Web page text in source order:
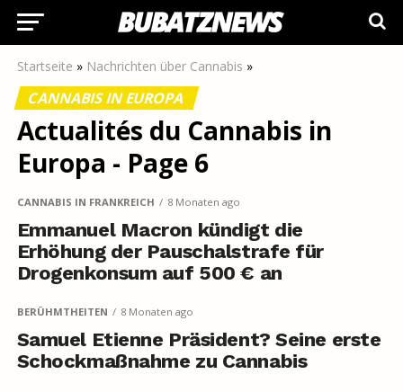
Startseite » Nachrichten über Cannabis »
CANNABIS IN EUROPA
Actualités du Cannabis in
Europa - Page 6
CANNABIS IN FRANKREICH 8 Monaten ago
Emmanuel Macron kündigt die
Erhöhung der Pauschalstrafe für
Drogenkonsum auf 500 € an
BERÜHMTHEITEN 8 Monaten ago
Samuel Etienne Präsident? Seine erste
Schockmaßnahme zu Cannabis